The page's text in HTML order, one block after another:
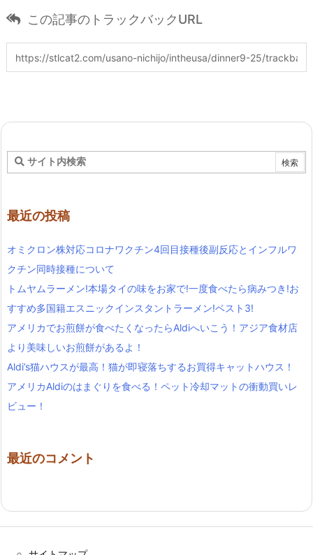
この記事のトラックバックURL
最近の投稿
オミクロン株対応コロナワクチン4回目接種後副反応とインフルワ
クチン同時接種について
トムヤムラーメン!本場タイの味をお家で!一度食べたら病みつき!お
すすめ多国籍エスニックインスタントラーメン!ベスト3!
アメリカでお煎餅が食べたくなったらAldiへいこう！アジア食材店
より美味しいお煎餅があるよ！
Aldi’s猫ハウスが最高！猫が即寝落ちするお買得キャットハウス！
アメリカAldiのはまぐりを食べる！ペット冷却マットの衝動買いレ
ビュー！
最近のコメント